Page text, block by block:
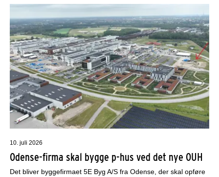
10. juli 2026
Odense-firma skal bygge p-hus ved det nye OUH
Det bliver byggefirmaet 5E Byg A/S fra Odense, der skal opføre